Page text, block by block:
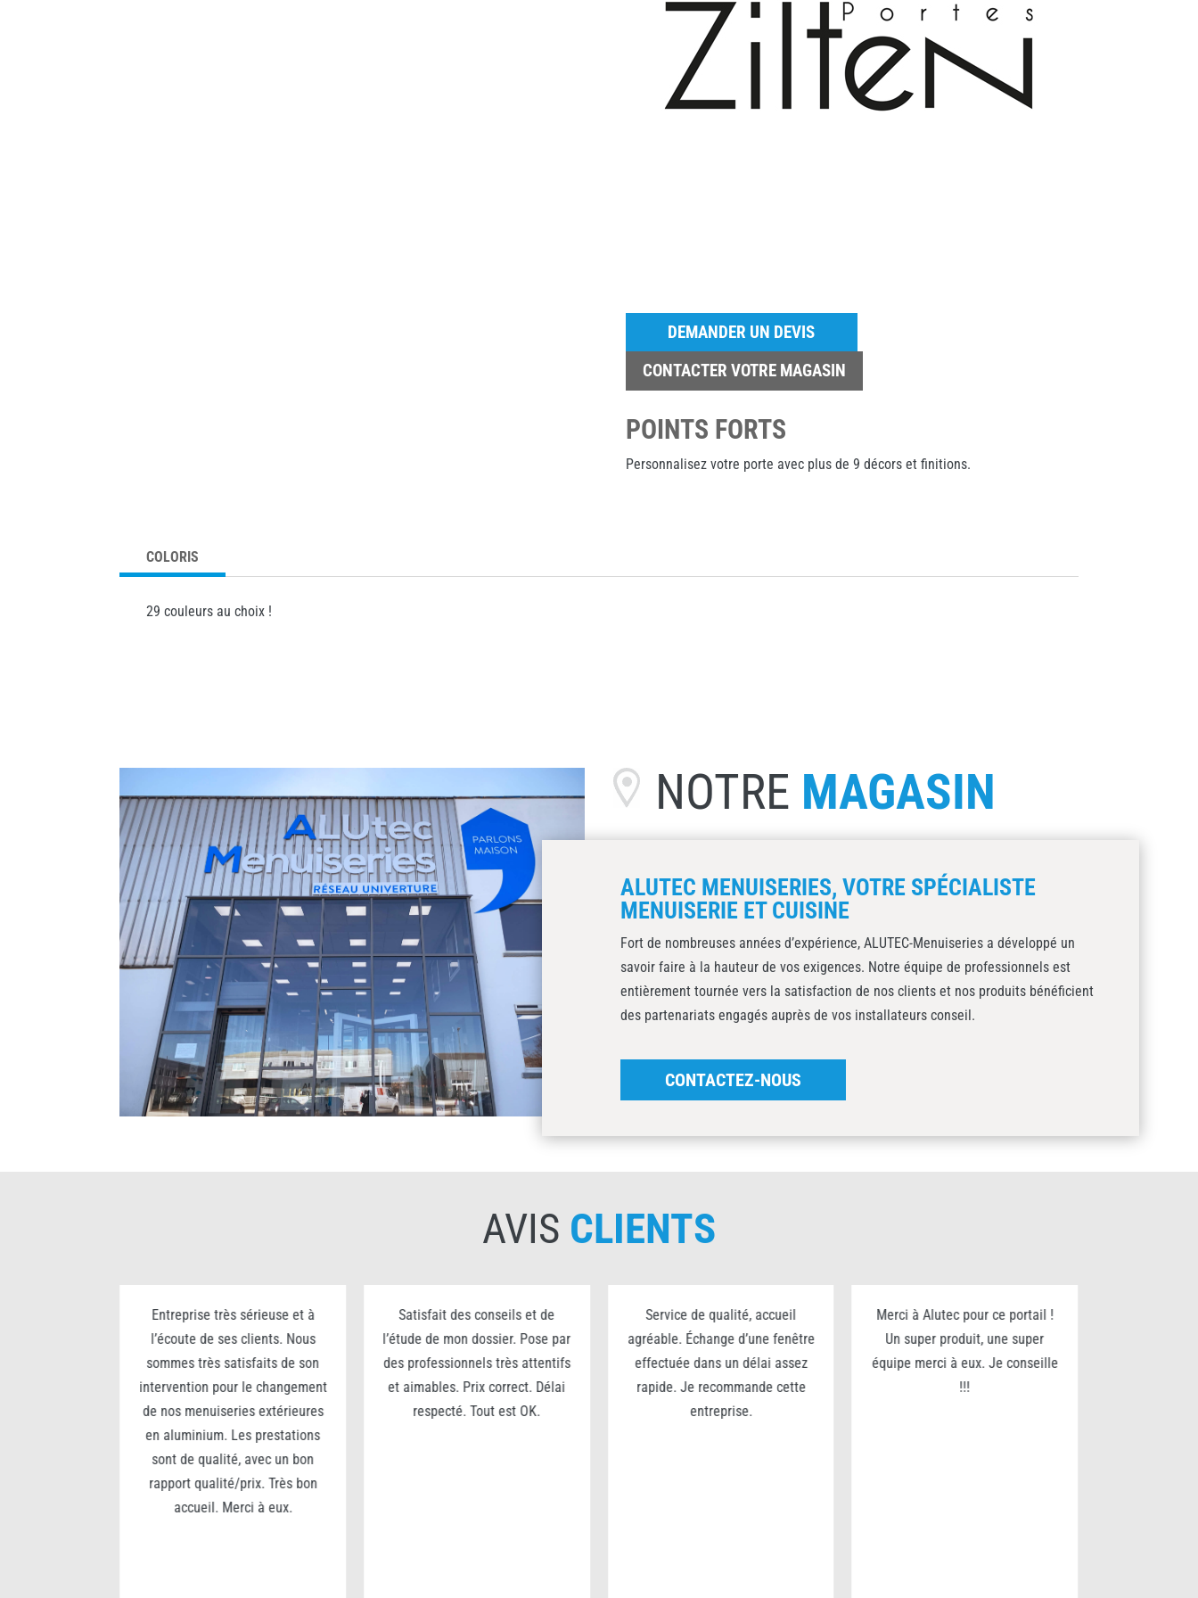
DEMANDER UN DEVIS
CONTACTER VOTRE MAGASIN
POINTS FORTS
Personnalisez votre porte avec plus de 9 décors et finitions.
COLORIS
29 couleurs au choix !
NOTRE MAGASIN
ALUTEC MENUISERIES, VOTRE SPÉCIALISTE
MENUISERIE ET CUISINE
Fort de nombreuses années d’expérience, ALUTEC-Menuiseries a développé un
savoir faire à la hauteur de vos exigences. Notre équipe de professionnels est
entièrement tournée vers la satisfaction de nos clients et nos produits bénéficient
des partenariats engagés auprès de vos installateurs conseil.
CONTACTEZ-NOUS
AVIS CLIENTS
Entreprise très sérieuse et à
l’écoute de ses clients. Nous
sommes très satisfaits de son
intervention pour le changement
de nos menuiseries extérieures
en aluminium. Les prestations
sont de qualité, avec un bon
rapport qualité/prix. Très bon
accueil. Merci à eux.
Satisfait des conseils et de
l’étude de mon dossier. Pose par
des professionnels très attentifs
et aimables. Prix correct. Délai
respecté. Tout est OK.
Service de qualité, accueil
agréable. Échange d’une fenêtre
effectuée dans un délai assez
rapide. Je recommande cette
entreprise.
Merci à Alutec pour ce portail !
Un super produit, une super
équipe merci à eux. Je conseille
!!!